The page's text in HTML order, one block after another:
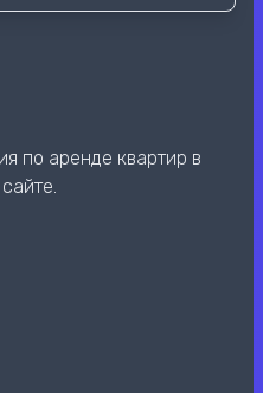
по аренде квартир в